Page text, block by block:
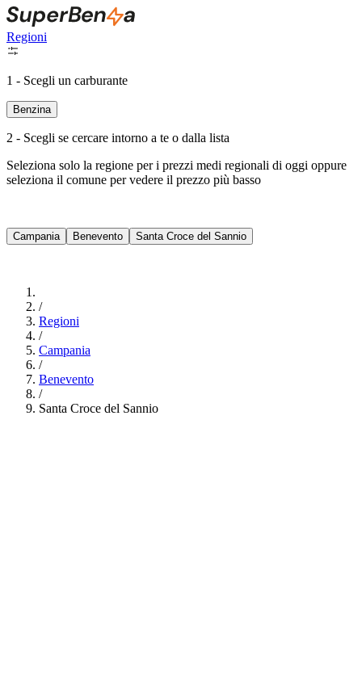
Regioni
1 - Scegli un carburante
Benzina
2 - Scegli se cercare intorno a te o dalla lista
Seleziona solo la regione per i prezzi medi regionali di oggi oppure
seleziona il comune per vedere il prezzo più basso
Campania Benevento Santa Croce del Sannio
/
Regioni
/
Campania
/
Benevento
/
Santa Croce del Sannio